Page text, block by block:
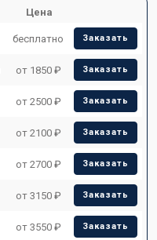
Цена
бесплатно Заказать
от 1850 ₽ Заказать
от 2500 ₽ Заказать
от 2100 ₽ Заказать
от 2700 ₽ Заказать
от 3150 ₽ Заказать
от 3550 ₽ Заказать